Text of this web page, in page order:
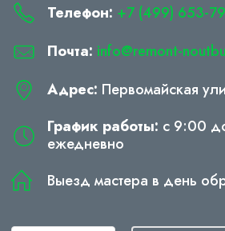
Телефон: +7 (499) 653-
Почта: info@remont-
Адрес: Первомайская
График работы: с 9:00
ежедневно
Выезд мастера в день